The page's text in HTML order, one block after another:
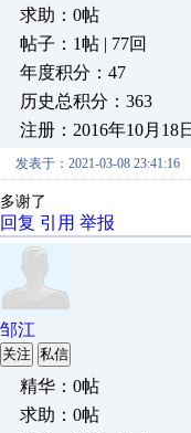
求助：0帖
帖子：1帖 | 77回
年度积分：47
历史总积分：363
注册：2016年10月18日
发表于：2021-03-08 23:41:16
多谢了
回复 引用 举报
邹江
关注 私信
精华：0帖
求助：0帖